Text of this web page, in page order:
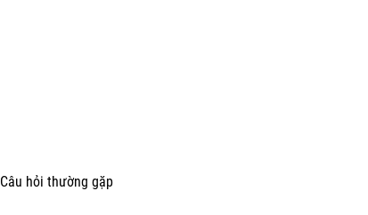
Câu hỏi thường gặp